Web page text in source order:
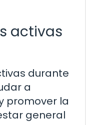
activas
durante
a
promover la
general